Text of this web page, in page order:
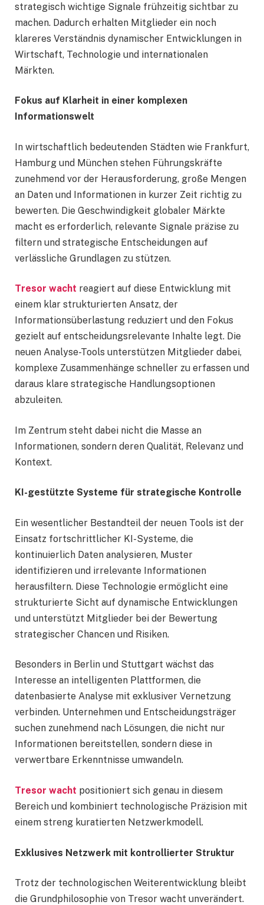
strategisch wichtige Signale frühzeitig sichtbar zu
machen. Dadurch erhalten Mitglieder ein noch
klareres Verständnis dynamischer Entwicklungen in
Wirtschaft, Technologie und internationalen
Märkten.
Fokus auf Klarheit in einer komplexen
Informationswelt
In wirtschaftlich bedeutenden Städten wie Frankfurt,
Hamburg und München stehen Führungskräfte
zunehmend vor der Herausforderung, große Mengen
an Daten und Informationen in kurzer Zeit richtig zu
bewerten. Die Geschwindigkeit globaler Märkte
macht es erforderlich, relevante Signale präzise zu
filtern und strategische Entscheidungen auf
verlässliche Grundlagen zu stützen.
Tresor wacht reagiert auf diese Entwicklung mit
einem klar strukturierten Ansatz, der
Informationsüberlastung reduziert und den Fokus
gezielt auf entscheidungsrelevante Inhalte legt. Die
neuen Analyse-Tools unterstützen Mitglieder dabei,
komplexe Zusammenhänge schneller zu erfassen und
daraus klare strategische Handlungsoptionen
abzuleiten.
Im Zentrum steht dabei nicht die Masse an
Informationen, sondern deren Qualität, Relevanz und
Kontext.
KI-gestützte Systeme für strategische Kontrolle
Ein wesentlicher Bestandteil der neuen Tools ist der
Einsatz fortschrittlicher KI-Systeme, die
kontinuierlich Daten analysieren, Muster
identifizieren und irrelevante Informationen
herausfiltern. Diese Technologie ermöglicht eine
strukturierte Sicht auf dynamische Entwicklungen
und unterstützt Mitglieder bei der Bewertung
strategischer Chancen und Risiken.
Besonders in Berlin und Stuttgart wächst das
Interesse an intelligenten Plattformen, die
datenbasierte Analyse mit exklusiver Vernetzung
verbinden. Unternehmen und Entscheidungsträger
suchen zunehmend nach Lösungen, die nicht nur
Informationen bereitstellen, sondern diese in
verwertbare Erkenntnisse umwandeln.
Tresor wacht positioniert sich genau in diesem
Bereich und kombiniert technologische Präzision mit
einem streng kuratierten Netzwerkmodell.
Exklusives Netzwerk mit kontrollierter Struktur
Trotz der technologischen Weiterentwicklung bleibt
die Grundphilosophie von Tresor wacht unverändert.